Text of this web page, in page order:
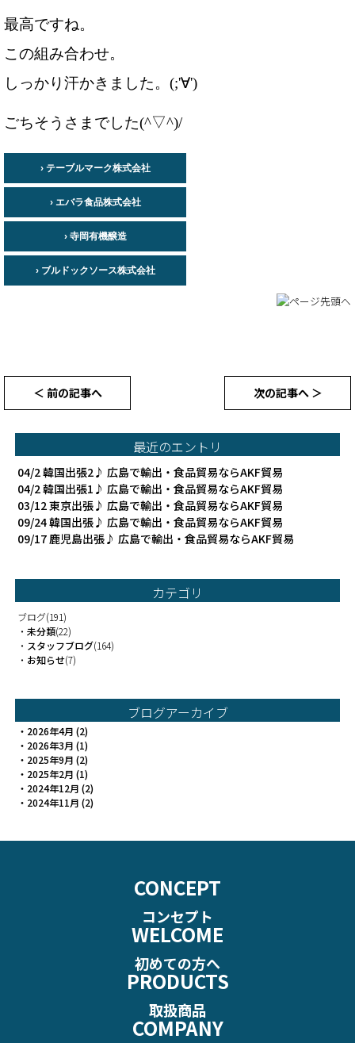
最高ですね。
この組み合わせ。
ごちそうさまでした(^▽^)/
› テーブルマーク株式会社
› エバラ食品株式会社
› 寺岡有機醸造
› ブルドックソース株式会社
＜ 前の記事へ 次の記事へ ＞
最近のエントリ
04/2韓国出張2♪ 広島で輸出・食品貿易ならAKF貿易
04/2韓国出張1♪ 広島で輸出・食品貿易ならAKF貿易
03/12東京出張♪ 広島で輸出・食品貿易ならAKF貿易
09/24韓国出張♪ 広島で輸出・食品貿易ならAKF貿易
09/17 鹿児島出張♪ 広島で輸出・食品貿易ならAKF貿易
カテゴリ
ブログ(191)
・ 未分類(22)
・ スタッフブログ(164)
・ お知らせ(7)
ブログアーカイブ
・ 2026年4月 (2)
・ 2026年3月 (1)
・ 2025年9月 (2)
・ 2025年2月 (1)
・ 2024年12月 (2)
・ 2024年11月 (2)
CONCEPT
コンセプト
WELCOME
初めての方へ
PRODUCTS
取扱商品
COMPANY